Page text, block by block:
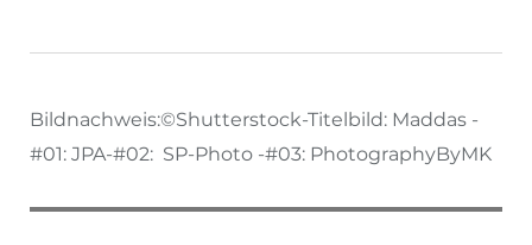
Bildnachweis:©Shutterstock-Titelbild: Maddas -
#01: JPA-#02: SP-Photo -#03: PhotographyByMK